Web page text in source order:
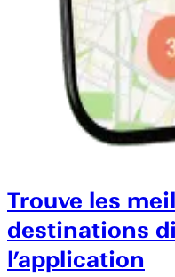
Trouve les
destinations
l’application